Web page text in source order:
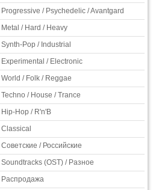
Progressive / Psychedelic / Avantgard
Metal / Hard / Heavy
Synth-Pop / Industrial
Experimental / Electronic
World / Folk / Reggae
Techno / House / Trance
Hip-Hop / R'n'B
Classical
Советские / Российские
Soundtracks (OST) / Разное
Распродажа